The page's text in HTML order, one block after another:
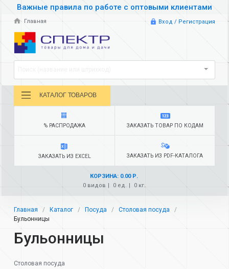
Важные правила по работе с оптовыми клиентами
Главная Вход / Регистрация
КАТАЛОГ ТОВАРОВ
% РАСПРОДАЖА ЗАКАЗАТЬ ТОВАР ПО КОДАМ
ЗАКАЗАТЬ ИЗ EXCEL ЗАКАЗАТЬ ИЗ PDF-КАТАЛОГА
КОРЗИНА: 0.00 Р.
0 видов
0 ед. 0 кг.
Главная Каталог Посуда
Столовая посуда
Бульонницы
Бульонницы
Столовая посуда